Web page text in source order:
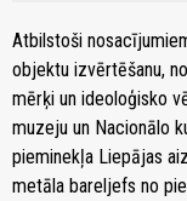
Atbilstoši
objektu izvērtēšanu,
mērķi un ideoloģisko
muzeju un Nacionālo
pieminekļa Liepājas
metāla bareljefs no